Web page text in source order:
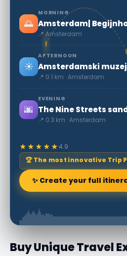
🌅
MORNING
📍 Amsterdam
☀️
AFTERNOON
📍 0.1 km · Amsterdam
🌆
EVENING
📍 0.3 km · Amsterdam
★★★★★4.9
🏆 The most innovative Trip
✨ Create your full
Buy Unique Travel